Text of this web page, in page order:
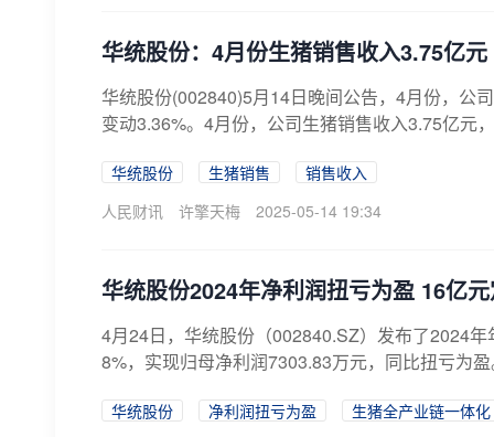
华统股份：4月份生猪销售收入3.75亿
华统股份(002840)5月14日晚间公告，4月份，公
变动3.36%。4月份，公司生猪销售收入3.75亿元
华统股份 生猪销售
销售收入
人民财讯
许擎天梅 2025-05-14 19:34
华统股份2024年净利润扭亏为盈 16亿
4月24日，华统股份（002840.SZ）发布了2024
8%，实现归母净利润7303.83万元，同比扭亏为
华统股份 净利润扭亏为盈
生猪全产业链一体化